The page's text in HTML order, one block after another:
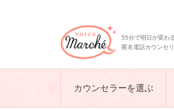
55分で明日が変わ
匿名電話カウンセ
カウンセラーを選ぶ